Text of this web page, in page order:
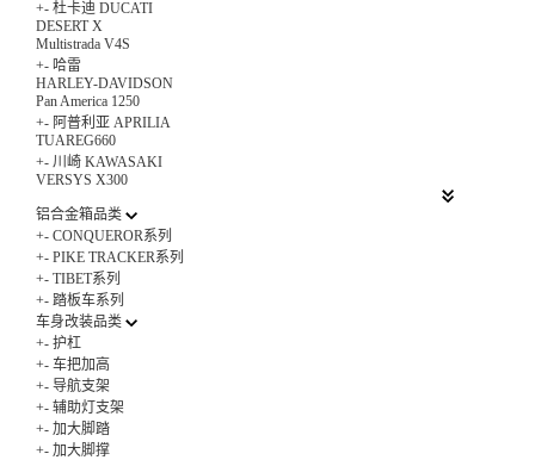
+- 杜卡迪 DUCATI
DESERT X
Multistrada V4S
+- 哈雷
HARLEY-DAVIDSON
Pan America 1250
+- 阿普利亚 APRILIA
TUAREG660
+- 川崎 KAWASAKI
VERSYS X300
铝合金箱品类
+- CONQUEROR系列
+- PIKE TRACKER系列
+- TIBET系列
+- 踏板车系列
车身改装品类
+- 护杠
+- 车把加高
+- 导航支架
+- 辅助灯支架
+- 加大脚踏
+- 加大脚撑